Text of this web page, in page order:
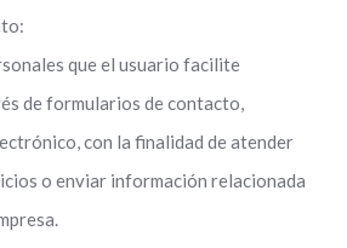
que el usuario facilite
de formularios de contacto,
con la finalidad de atender
o enviar información relacionada